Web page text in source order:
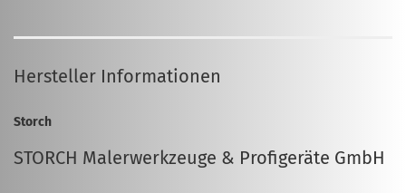
Hersteller Informationen
Storch
STORCH Malerwerkzeuge & Profigeräte GmbH